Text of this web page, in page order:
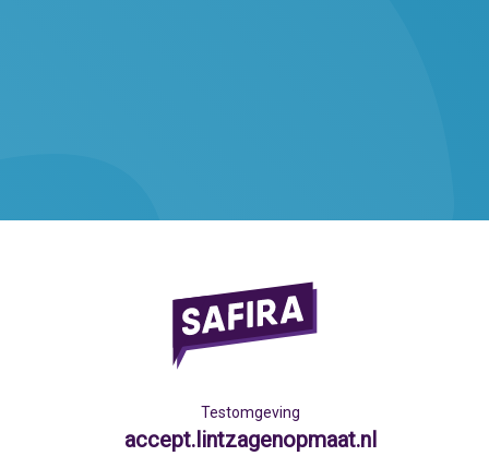
Testomgeving
accept.lintzagenopmaat.nl